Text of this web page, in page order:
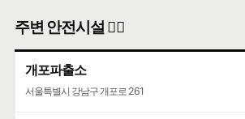
주변 안전시설 👮‍♀️
개포파출소
서울특별시 강남구 개포로 261